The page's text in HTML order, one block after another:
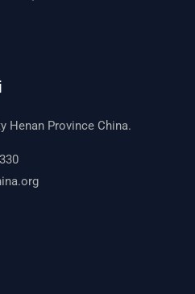
Henan Province China.